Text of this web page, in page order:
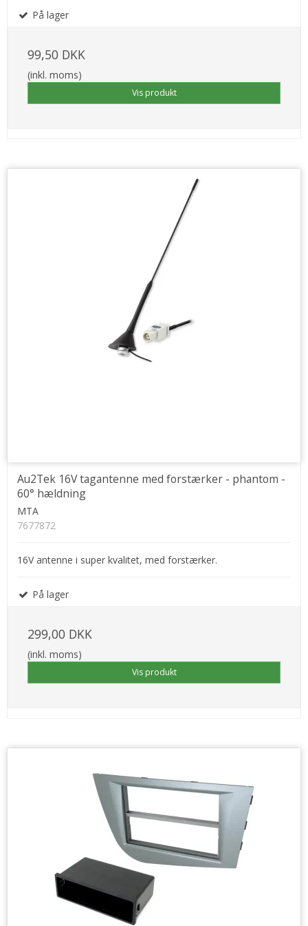
På lager
99,50 DKK
(inkl. moms)
Vis produkt
Au2Tek 16V tagantenne med forstærker - phantom -
60° hældning
MTA
7677872
16V antenne i super kvalitet, med forstærker.
På lager
299,00 DKK
(inkl. moms)
Vis produkt